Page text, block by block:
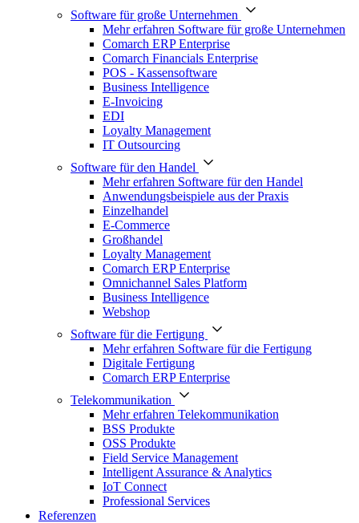
Software für große Unternehmen
Mehr erfahren Software für große Unternehmen
Comarch ERP Enterprise
Comarch Financials Enterprise
POS - Kassensoftware
Business Intelligence
E-Invoicing
EDI
Loyalty Management
IT Outsourcing
Software für den Handel
Mehr erfahren Software für den Handel
Anwendungsbeispiele aus der Praxis
Einzelhandel
E-Commerce
Großhandel
Loyalty Management
Comarch ERP Enterprise
Omnichannel Sales Platform
Business Intelligence
Webshop
Software für die Fertigung
Mehr erfahren Software für die Fertigung
Digitale Fertigung
Comarch ERP Enterprise
Telekommunikation
Mehr erfahren Telekommunikation
BSS Produkte
OSS Produkte
Field Service Management
Intelligent Assurance & Analytics
IoT Connect
Professional Services
Referenzen